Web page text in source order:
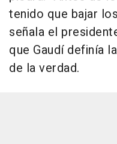
tenido que bajar
señala el
que Gaudí definía
de la verdad.